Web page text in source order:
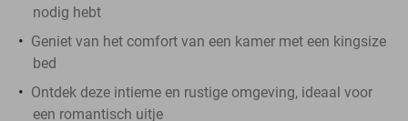
nodig hebt
Geniet van het comfort van een kamer met een kingsize
bed
Ontdek deze intieme en rustige omgeving, ideaal voor
een romantisch uitje